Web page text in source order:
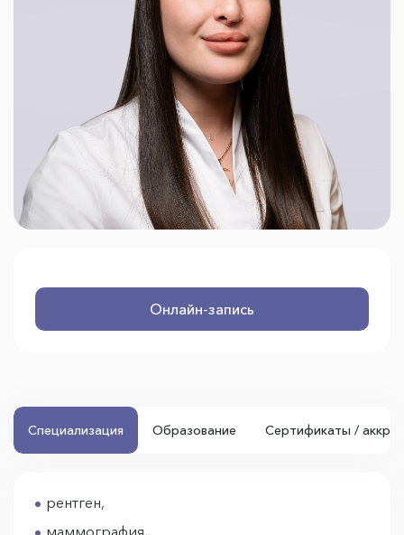
Онлайн-запись
Специализация Образование Сертификаты /
рентген,